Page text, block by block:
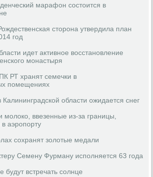
марафон состоится в
сторона утвердила план
год
идет активное восстановление
монастыря
РТ хранят семечки в
помещениях
Калининградской области ожидается снег
ввезенные из-за границы,
аэропорту
сохранят золотые медали
Семену Фурману исполняется 63 года
будут встречать солнце